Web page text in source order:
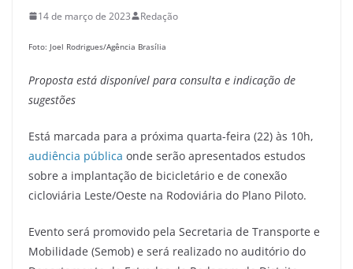
14 de março de 2023 Redação
Foto: Joel Rodrigues/Agência Brasília
Proposta está disponível para consulta e indicação de
sugestões
Está marcada para a próxima quarta-feira (22) às 10h,
audiência pública onde serão apresentados estudos
sobre a implantação de bicicletário e de conexão
cicloviária Leste/Oeste na Rodoviária do Plano Piloto.
Evento será promovido pela Secretaria de Transporte e
Mobilidade (Semob) e será realizado no auditório do